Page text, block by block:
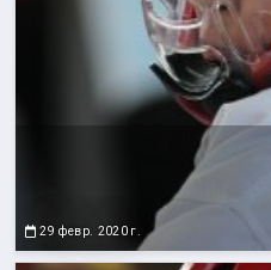
29 февр. 2020 г.